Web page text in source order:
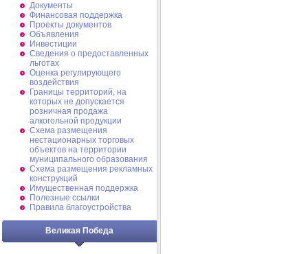
Документы
Финансовая поддержка
Проекты документов
Объявления
Инвестиции
Сведения о предоставленных
льготах
Оценка регулирующего
воздействия
Границы территорий, на
которых не допускается
розничная продажа
алкогольной продукции
Схема размещения
нестационарных торговых
объектов на территории
муниципального образования
Схема размещения рекламных
конструкций
Имущественная поддержка
Полезные ссылки
Правила благоустройства
Великая Победа